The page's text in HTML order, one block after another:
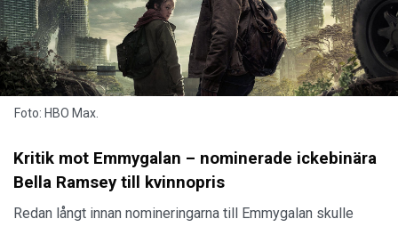
Foto: HBO Max.
Kritik mot Emmygalan – nominerade ickebinära
Bella Ramsey till kvinnopris
Redan långt innan nomineringarna till Emmygalan skulle